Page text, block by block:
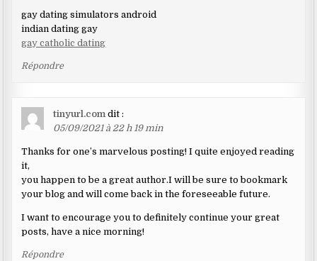
gay dating simulators android
indian dating gay
gay catholic dating
Répondre
tinyurl.com dit :
05/09/2021 à 22 h 19 min
Thanks for one’s marvelous posting! I quite enjoyed reading
it,
you happen to be a great author.I will be sure to bookmark
your blog and will come back in the foreseeable future.
I want to encourage you to definitely continue your great
posts, have a nice morning!
Répondre